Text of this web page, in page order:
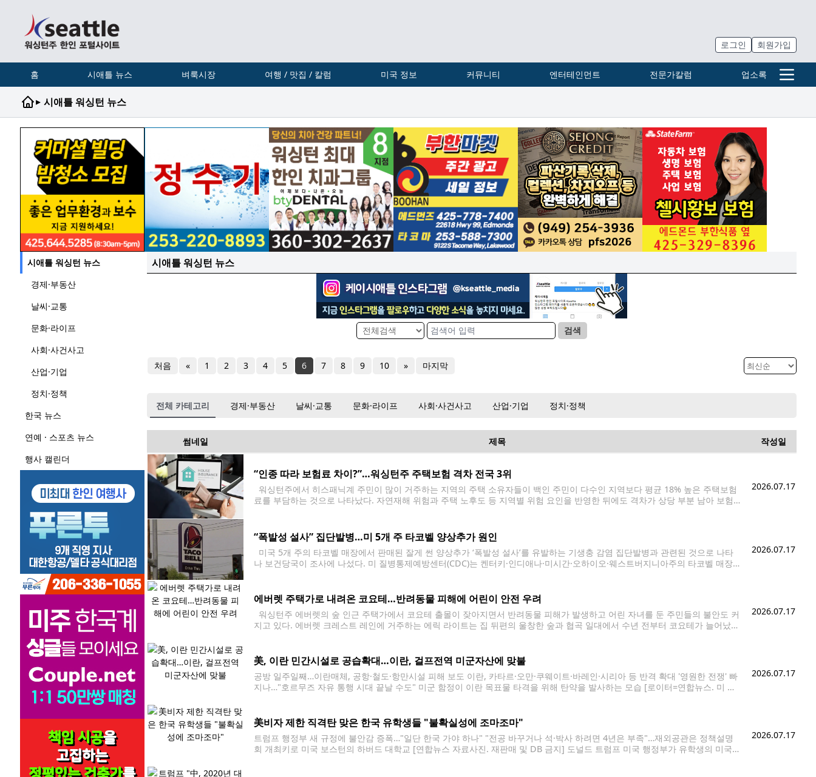
로그인 회원가입
홈 시애틀 뉴스 벼룩시장 여행 / 맛집 / 칼럼 미국 정보 커뮤니티 엔터테인먼트 전문가칼럼 업소록
▸ 시애틀 워싱턴 뉴스
시애틀 워싱턴 뉴스
경제·부동산
날씨·교통
문화·라이프
사회·사건사고
산업·기업
정치·정책
한국 뉴스
연예 · 스포츠 뉴스
행사 캘린더
시애틀 워싱턴 뉴스
검색
처음 « 1 2 3 4 5 6 7 8 9 10 » 마지막
전체 카테고리 경제·부동산 날씨·교통 문화·라이프 사회·사건사고 산업·기업 정치·정책
썸네일 제목 작성일
“인종 따라 보험료 차이?”…워싱턴주 주택보험 격차 전국 3위
워싱턴주에서 히스패닉계 주민이 많이 거주하는 지역의 주택 소유자들이 백인 주민이 다수인 지역보다 평균 18% 높은 주택보험
료를 부담하는 것으로 나타났다. 자연재해 위험과 주택 노후도 등 지역별 위험 요인을 반영한 뒤에도 격차가 상당 부분 남아 보험
2026.07.17
“폭발성 설사” 집단발병…미 5개 주 타코벨 양상추가 원인
미국 5개 주의 타코벨 매장에서 판매된 잘게 썬 양상추가 ‘폭발성 설사’를 유발하는 기생충 감염 집단발병과 관련된 것으로 나타
나 보건당국이 조사에 나섰다. 미 질병통제예방센터(CDC)는 켄터키·인디애나·미시간·오하이오·웨스트버지니아주의 타코벨 매장에
2026.07.17
에버렛 주택가로 내려온 코요테…반려동물 피해에 어린이 안전 우려
워싱턴주 에버렛의 숲 인근 주택가에서 코요테 출몰이 잦아지면서 반려동물 피해가 발생하고 어린 자녀를 둔 주민들의 불안도 커
지고 있다. 에버렛 크레스트 레인에 거주하는 에릭 라이트는 집 뒤편의 울창한 숲과 협곡 일대에서 수년 전부터 코요테가 늘어났으
2026.07.17
美, 이란 민간시설로 공습확대…이란, 걸프전역 미군자산에 맞불
공방 일주일째…이란매체, 공항·철도·항만시설 피해 보도 이란, 카타르·오만·쿠웨이트·바레인·시리아 등 반격 확대 '영원한 전쟁' 빠
지나…"호르무즈 자유 통행 시대 끝날 수도" 미군 함정이 이란 목표물 타격을 위해 탄약을 발사하는 모습 [로이터=연합뉴스. 미 중
2026.07.17
美비자 제한 직격탄 맞은 한국 유학생들 "불확실성에 조마조마"
트럼프 행정부 새 규정에 불안감 증폭…"일단 한국 가야 하나" "전공 바꾸거나 석·박사 하려면 4년은 부족"…재외공관은 정책설명
회 개최키로 미국 보스턴의 하버드 대학교 [연합뉴스 자료사진. 재판매 및 DB 금지] 도널드 트럼프 미국 행정부가 유학생의 미국
2026.07.17